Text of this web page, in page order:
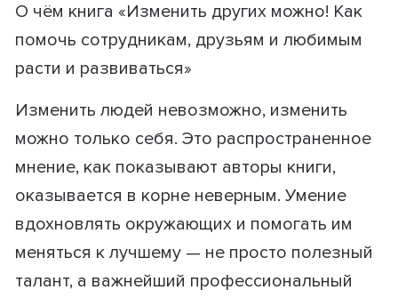
О чём книга «Изменить других можно! Как
помочь сотрудникам, друзьям и любимым
расти и развиваться»
Изменить людей невозможно, изменить
можно только себя. Это распространенное
мнение, как показывают авторы книги,
оказывается в корне неверным. Умение
вдохновлять окружающих и помогать им
меняться к лучшему — не просто полезный
талант, а важнейший профессиональный